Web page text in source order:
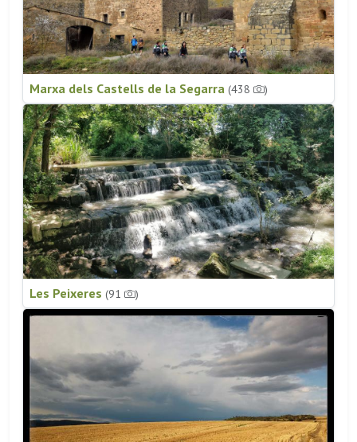
Marxa dels Castells de la Segarra (438 )
Les Peixeres (91 )